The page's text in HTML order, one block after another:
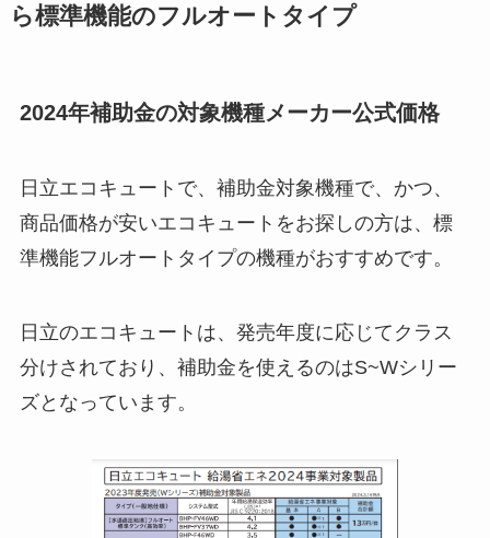
ら標準機能のフルオートタイプ
2024年補助金の対象機種メーカー公式価格
日立エコキュートで、補助金対象機種で、かつ、
商品価格が安いエコキュートをお探しの方は、標
準機能フルオートタイプの機種がおすすめです。
日立のエコキュートは、発売年度に応じてクラス
分けされており、補助金を使えるのはS~Wシリー
ズとなっています。